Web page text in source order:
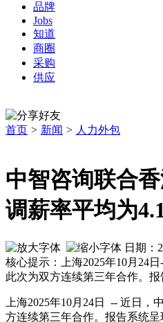
品牌
Jobs
知道
商圈
采购
供应
首页 > 新闻 > 人力外包
中智咨询联合
调薪率平均为
日期：
核心提示：上海2025年10月24
此次为双方连续第三年合作。
上海2025年10月24日
-- 近日，
方连续第三年合作。报告系统